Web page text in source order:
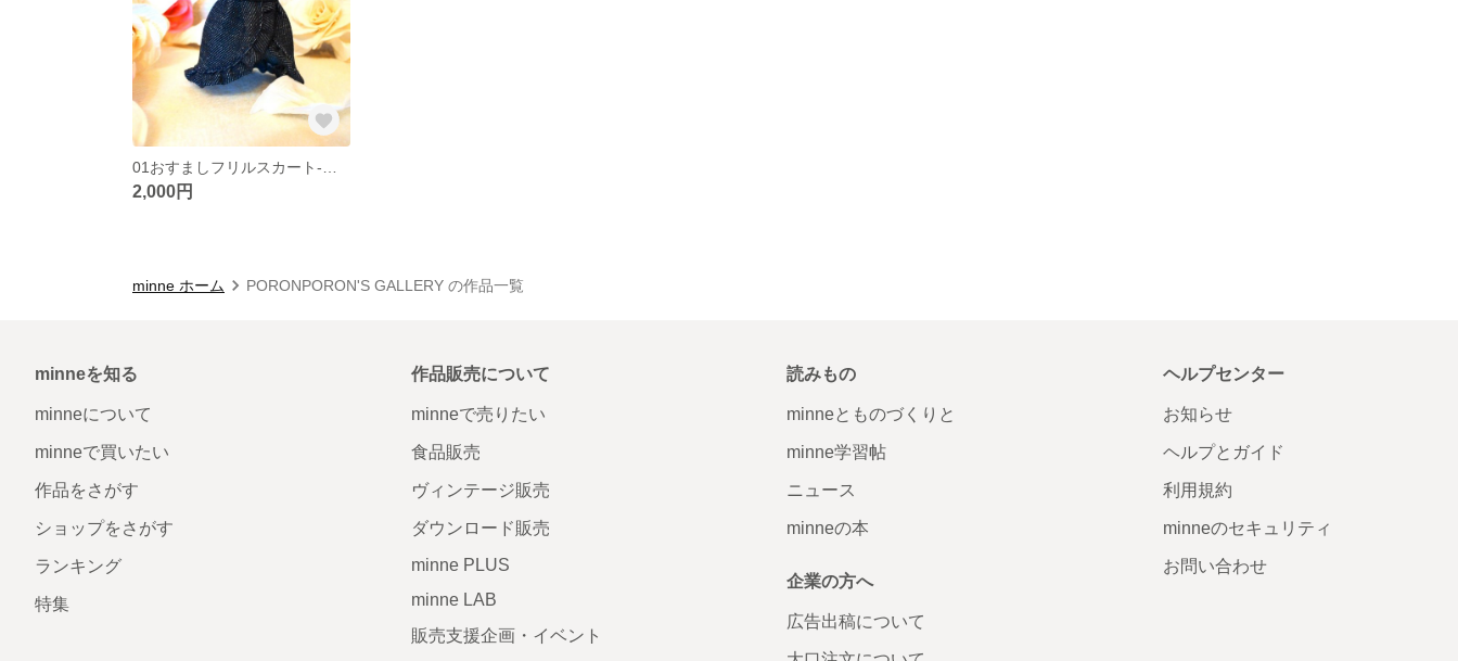
2,000円
minne ホーム PORONPORON'S GALLERY の作品一覧
minneを知る
minneについて
minneで買いたい
作品をさがす
ショップをさがす
ランキング
特集
作品販売について
minneで売りたい
食品販売
ヴィンテージ販売
ダウンロード販売
minne PLUS
minne LAB
販売支援企画・イベント
読みもの
minneとものづくりと
minne学習帖
ニュース
minneの本
企業の方へ
広告出稿について
ヘルプセンター
お知らせ
ヘルプとガイド
利用規約
minneのセキュリティ
お問い合わせ